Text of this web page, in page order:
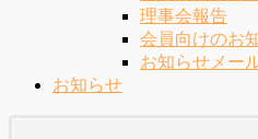
理事会報告
会員向けのお
お知らせメー
お知らせ